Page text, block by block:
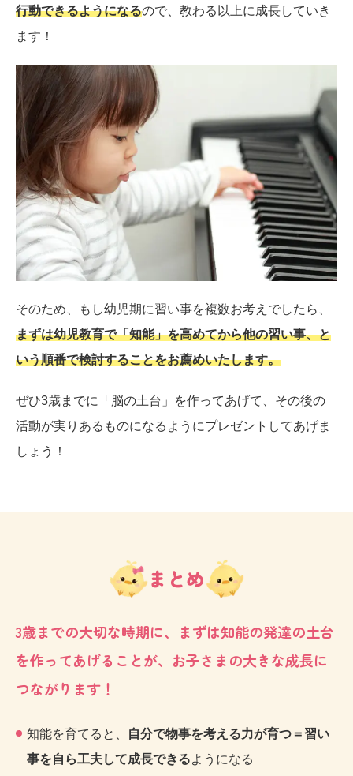
行動できるようになるので、教わる以上に成長していき
ます！
そのため、もし幼児期に習い事を複数お考えでしたら、
まずは幼児教育で「知能」を高めてから他の習い事、と
いう順番で検討することをお薦めいたします。
ぜひ3歳までに「脳の土台」を作ってあげて、その後の
活動が実りあるものになるようにプレゼントしてあげま
しょう！
まとめ
3歳までの大切な時期に、まずは知能の発達の土台
を作ってあげることが、お子さまの大きな成長に
つながります！
知能を育てると、
自分で物事を考える力が育つ＝習い
事を自ら工夫して成長できるようになる